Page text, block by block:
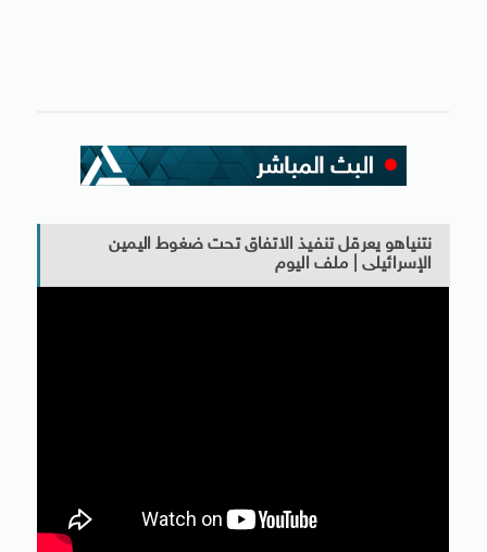
نتنياهو يعرقل تنفيذ الاتفاق تحت ضغوط اليمين
الإسرائيلى | ملف اليوم